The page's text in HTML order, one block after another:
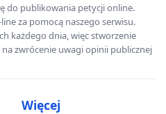
do publikowania petycji online.
za pomocą naszego serwisu.
każdego dnia, więc stworzenie
zwrócenie uwagi opinii publicznej
Więcej